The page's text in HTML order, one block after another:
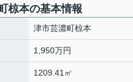
椋本の基本情報
津市芸濃町椋本
1,950万円
1209.41㎡